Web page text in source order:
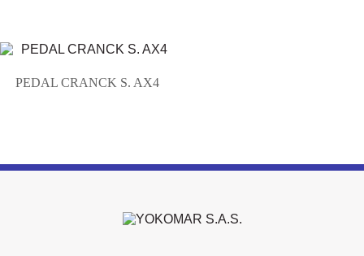
PEDAL CRANCK S. AX4